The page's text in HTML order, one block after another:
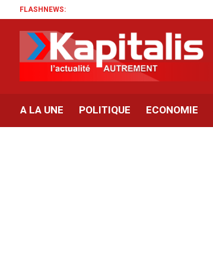
FLASHNEWS:
A LA UNE POLITIQUE ECONOMIE